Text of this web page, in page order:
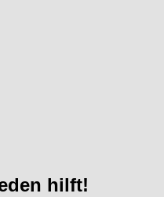
hilft!